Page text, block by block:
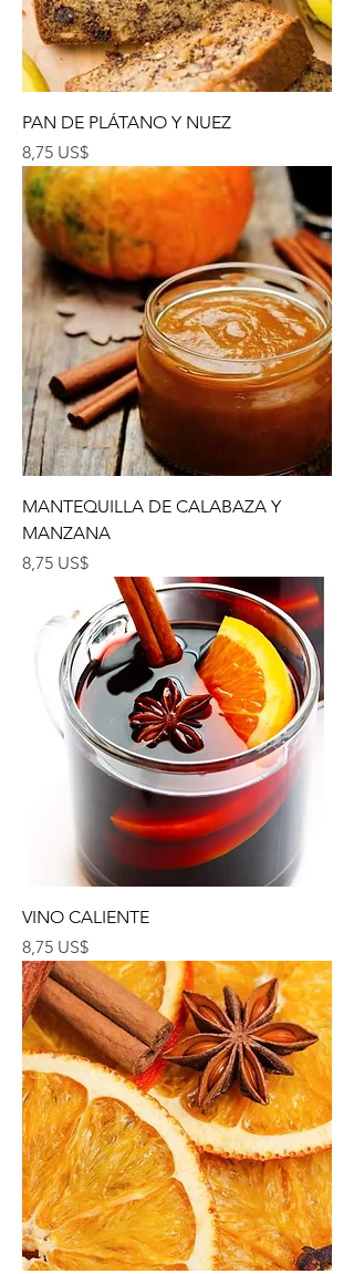
PAN DE PLÁTANO Y NUEZ
Precio
8,75 US$
MANTEQUILLA DE CALABAZA Y
MANZANA
Precio
8,75 US$
VINO CALIENTE
Precio
8,75 US$